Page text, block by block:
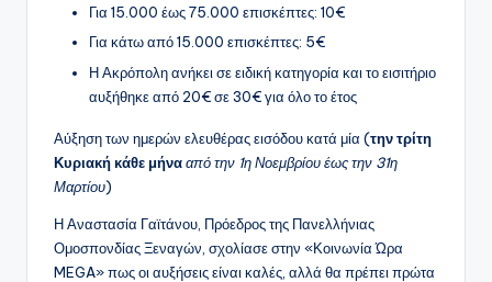
Για 15.000 έως 75.000 επισκέπτες: 10€
Για κάτω από 15.000 επισκέπτες: 5€
Η Ακρόπολη ανήκει σε ειδική κατηγορία και το εισιτήριο
αυξήθηκε από 20€ σε 30€ για όλο το έτος
Αύξηση των ημερών ελευθέρας εισόδου κατά μία (την τρίτη
Κυριακή κάθε μήνααπό την 1η Νοεμβρίου έως την 31η
Μαρτίου)
Η Αναστασία Γαϊτάνου, Πρόεδρος της Πανελλήνιας
Ομοσπονδίας Ξεναγών, σχολίασε στην «Κοινωνία Ώρα
MEGA» πως οι αυξήσεις είναι καλές, αλλά θα πρέπει πρώτα